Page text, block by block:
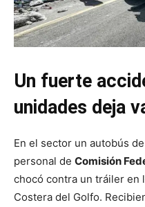
Un fuerte
unidades deja
En el sector un autobús
personal de Comisión
chocó contra un tráiler en
Costera del Golfo.